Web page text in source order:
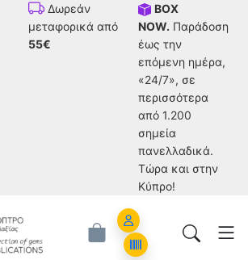
Δωρεάν
μεταφορικά από
55€
BOX
NOW. Παράδοση
έως την
επόμενη ημέρα,
«24/7», σε
περισσότερα
από 1.200
σημεία
πανελλαδικά.
Tώρα και στην
Κύπρο!
Account
Orders